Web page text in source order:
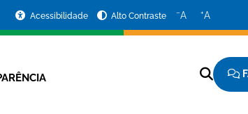
Acessibilidade Alto Contraste −A +A